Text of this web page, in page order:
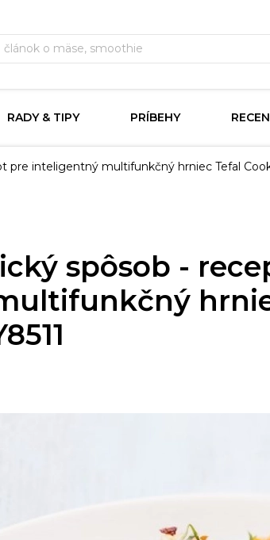
RADY & TIPY PRÍBEHY
pre inteligentný multifunkčný hrniec Tefal
spôsob -